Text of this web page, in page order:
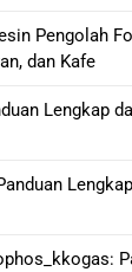
Pengolah
dan Kafe
Lengkap